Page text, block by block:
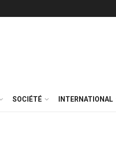
SOCIÉTÉ INTERNATIONAL